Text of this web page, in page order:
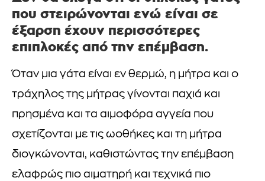
που στειρώνονται ενώ είναι σε
έξαρση έχουν περισσότερες
επιπλοκές από την επέμβαση.
Όταν μια γάτα είναι εν θερμώ, η μήτρα και ο
τράχηλος της μήτρας γίνονται παχιά και
πρησμένα και τα αιμοφόρα αγγεία που
σχετίζονται με τις ωοθήκες και τη μήτρα
διογκώνονται, καθιστώντας την επέμβαση
ελαφρώς πιο αιματηρή και τεχνικά πιο